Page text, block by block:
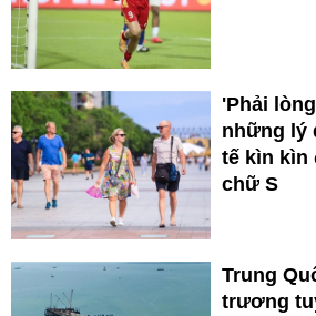
'Phải
những lý
tế kìn kìn
chữ S
Trung
trương